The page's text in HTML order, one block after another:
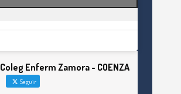
Coleg Enferm Zamora - COENZA
Seguir